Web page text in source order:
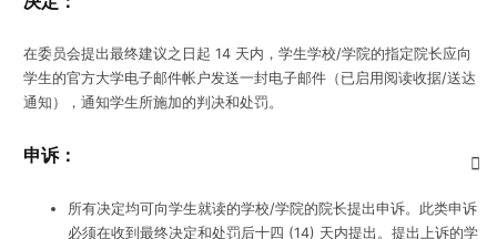
在委员会提出最终建议之日起 14 天内，学生学校/学院的指定院长应向
学生的官方大学电子邮件帐户发送一封电子邮件（已启用阅读收据/送达
通知），通知学生所施加的判决和处罚。
申诉：
所有决定均可向学生就读的学校/学院的院长提出申诉。此类申诉
必须在收到最终决定和处罚后十四 (14) 天内提出。提出上诉的学